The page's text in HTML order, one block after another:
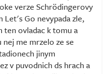
verze Schrödingerovy
Let's Go nevypada zle,
ten ovladac k tomu a
me mrzelo ze se
jinym
v puvodnich ds hrach a